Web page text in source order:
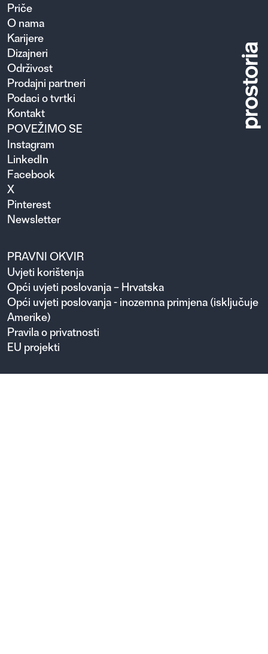
Priče
O nama
Karijere
Dizajneri
Održivost
Prodajni partneri
Podaci o tvrtki
Kontakt
POVEŽIMO SE
Instagram
LinkedIn
Facebook
X
Pinterest
Newsletter
PRAVNI OKVIR
Uvjeti korištenja
Opći uvjeti poslovanja – Hrvatska
Opći uvjeti poslovanja - inozemna primjena (isključuje
Amerike)
Pravila o privatnosti
EU projekti